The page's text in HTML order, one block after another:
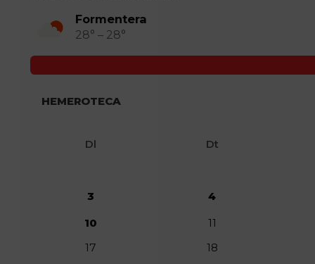
Formentera
28° – 28°
HEMEROTECA
Dl Dt
3
4
10
11
17
18